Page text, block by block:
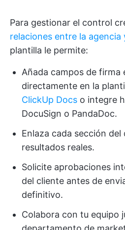
Para gestionar el control
relaciones entre la agencia
plantilla le permite:
Añada campos de firma
directamente en la
ClickUp Docs o integre
DocuSign o PandaDoc.
Enlaza cada sección
resultados reales.
Solicite aprobaciones
del cliente antes de
definitivo.
Colabora con tu equipo